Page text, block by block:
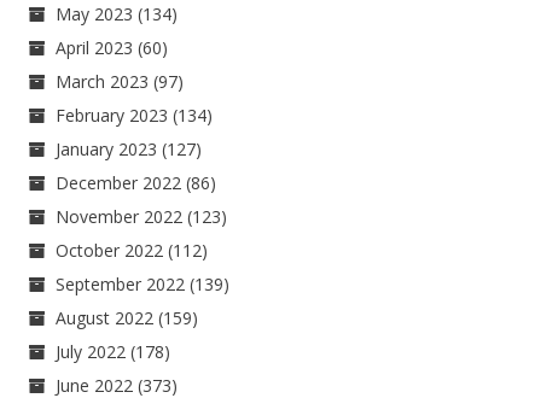
May 2023 (134)
April 2023 (60)
March 2023 (97)
February 2023 (134)
January 2023 (127)
December 2022 (86)
November 2022 (123)
October 2022 (112)
September 2022 (139)
August 2022 (159)
July 2022 (178)
June 2022 (373)